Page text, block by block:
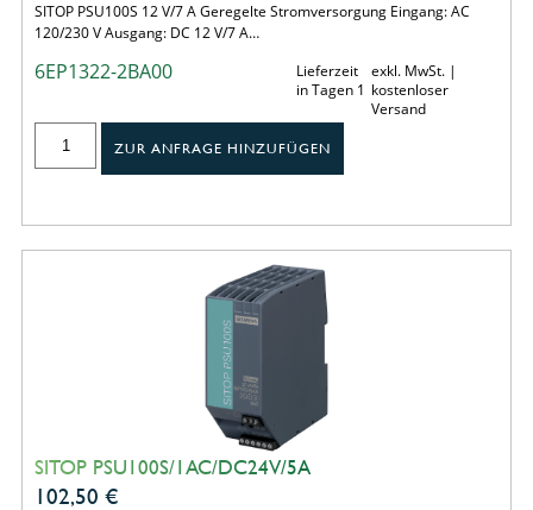
SITOP PSU100S 12 V/7 A Geregelte Stromversorgung Eingang: AC
120/230 V Ausgang: DC 12 V/7 A…
6EP1322-2BA00
Lieferzeit
in Tagen 1
exkl. MwSt. |
kostenloser
Versand
ZUR ANFRAGE HINZUFÜGEN
SITOP PSU100S/1AC/DC24V/5A
102,50 €